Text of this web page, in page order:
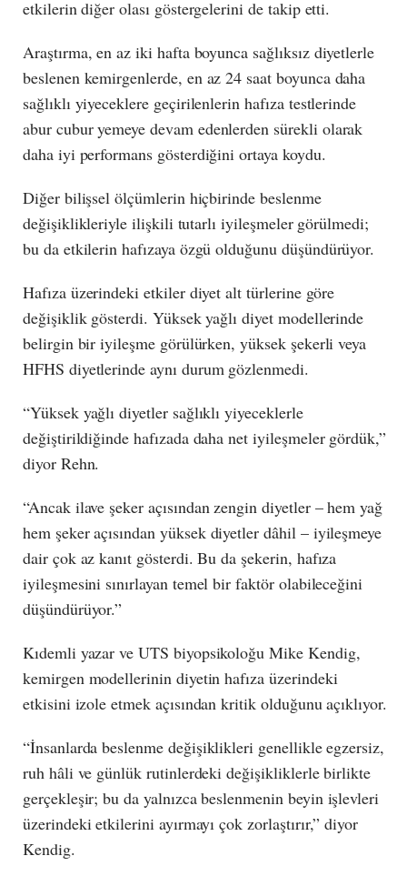
etkilerin diğer olası göstergelerini de takip etti.
Araştırma, en az iki hafta boyunca sağlıksız diyetlerle
beslenen kemirgenlerde, en az 24 saat boyunca daha
sağlıklı yiyeceklere geçirilenlerin hafıza testlerinde
abur cubur yemeye devam edenlerden sürekli olarak
daha iyi performans gösterdiğini ortaya koydu.
Diğer bilişsel ölçümlerin hiçbirinde beslenme
değişiklikleriyle ilişkili tutarlı iyileşmeler görülmedi;
bu da etkilerin hafızaya özgü olduğunu düşündürüyor.
Hafıza üzerindeki etkiler diyet alt türlerine göre
değişiklik gösterdi. Yüksek yağlı diyet modellerinde
belirgin bir iyileşme görülürken, yüksek şekerli veya
HFHS diyetlerinde aynı durum gözlenmedi.
“Yüksek yağlı diyetler sağlıklı yiyeceklerle
değiştirildiğinde hafızada daha net iyileşmeler gördük,”
diyor Rehn.
“Ancak ilave şeker açısından zengin diyetler – hem yağ
hem şeker açısından yüksek diyetler dâhil – iyileşmeye
dair çok az kanıt gösterdi. Bu da şekerin, hafıza
iyileşmesini sınırlayan temel bir faktör olabileceğini
düşündürüyor.”
Kıdemli yazar ve UTS biyopsikoloğu Mike Kendig,
kemirgen modellerinin diyetin hafıza üzerindeki
etkisini izole etmek açısından kritik olduğunu açıklıyor.
“İnsanlarda beslenme değişiklikleri genellikle egzersiz,
ruh hâli ve günlük rutinlerdeki değişikliklerle birlikte
gerçekleşir; bu da yalnızca beslenmenin beyin işlevleri
üzerindeki etkilerini ayırmayı çok zorlaştırır,” diyor
Kendig.